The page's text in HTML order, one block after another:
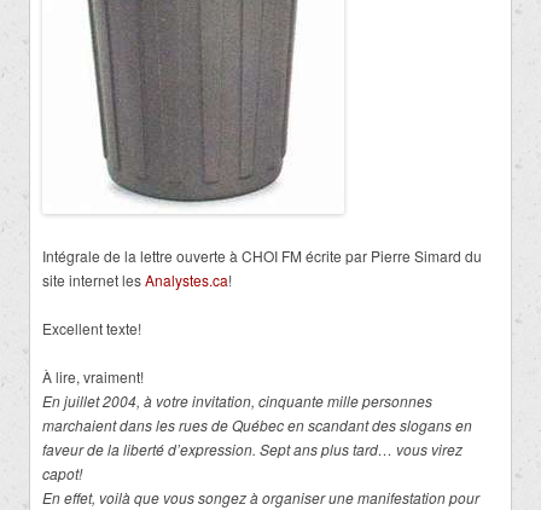
Intégrale de la lettre ouverte à CHOI FM écrite par Pierre Simard du
site internet lesAnalystes.ca!
Excellent texte!
À lire, vraiment!
En juillet 2004, à votre invitation, cinquante mille personnes
marchaient dans les rues de Québec en scandant des slogans en
faveur de la liberté d’expression. Sept ans plus tard… vous virez
capot!
En effet, voilà que vous songez à organiser une manifestation pour